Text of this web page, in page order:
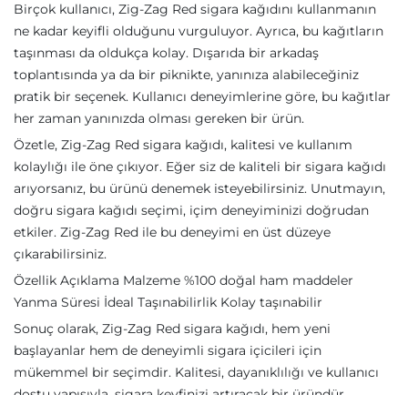
Birçok kullanıcı, Zig-Zag Red sigara kağıdını kullanmanın
ne kadar keyifli olduğunu vurguluyor. Ayrıca, bu kağıtların
taşınması da oldukça kolay. Dışarıda bir arkadaş
toplantısında ya da bir piknikte, yanınıza alabileceğiniz
pratik bir seçenek. Kullanıcı deneyimlerine göre, bu kağıtlar
her zaman yanınızda olması gereken bir ürün.
Özetle, Zig-Zag Red sigara kağıdı, kalitesi ve kullanım
kolaylığı ile öne çıkıyor. Eğer siz de kaliteli bir sigara kağıdı
arıyorsanız, bu ürünü denemek isteyebilirsiniz. Unutmayın,
doğru sigara kağıdı seçimi, içim deneyiminizi doğrudan
etkiler. Zig-Zag Red ile bu deneyimi en üst düzeye
çıkarabilirsiniz.
Özellik Açıklama Malzeme %100 doğal ham maddeler
Yanma Süresi İdeal Taşınabilirlik Kolay taşınabilir
Sonuç olarak, Zig-Zag Red sigara kağıdı, hem yeni
başlayanlar hem de deneyimli sigara içicileri için
mükemmel bir seçimdir. Kalitesi, dayanıklılığı ve kullanıcı